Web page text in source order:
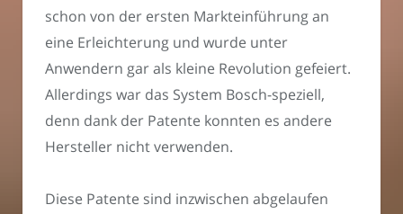
schon von der ersten Markteinführung an
eine Erleichterung und wurde unter
Anwendern gar als kleine Revolution gefeiert.
Allerdings war das System Bosch-speziell,
denn dank der Patente konnten es andere
Hersteller nicht verwenden.
Diese Patente sind inzwischen abgelaufen